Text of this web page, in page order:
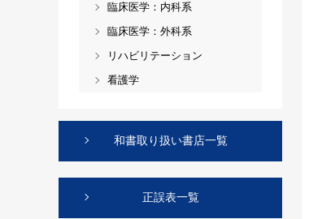
臨床医学：内科系
臨床医学：外科系
リハビリテーション
看護学
和書取り扱い書店一覧
正誤表一覧